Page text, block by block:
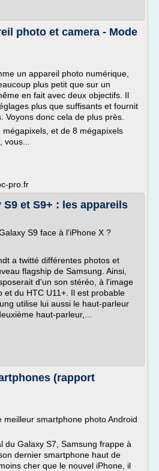
photo et camera - Mode
un appareil photo numérique,
plus petit que sur un
en fait avec deux objectifs. Il
plus que suffisants et fournit
Voyons donc cela de plus près.
et de 8 mégapixels
pro.fr
S9 et S9+ : les appareils
S9 face à l'iPhone X ?
a twitté différentes photos et
flagship de Samsung. Ainsi,
d'un son stéréo, à l'image
et du HTC U11+. Il est probable
utilise lui aussi le haut-parleur
haut-parleur,...
(rapport
meilleur smartphone photo Android
du Galaxy S7, Samsung frappe à
dernier smartphone haut de
cher que le nouvel iPhone, il